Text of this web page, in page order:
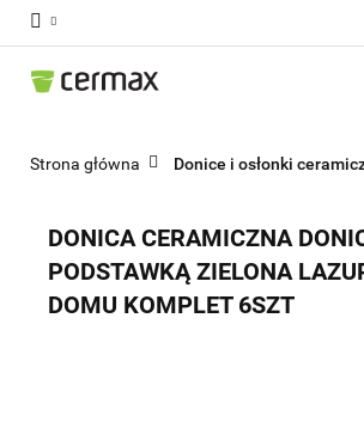
Strona główna Donice i osłonki
DONICA CERAMICZNA
PODSTAWKĄ ZIELONA
DOMU KOMPLET 6SZT